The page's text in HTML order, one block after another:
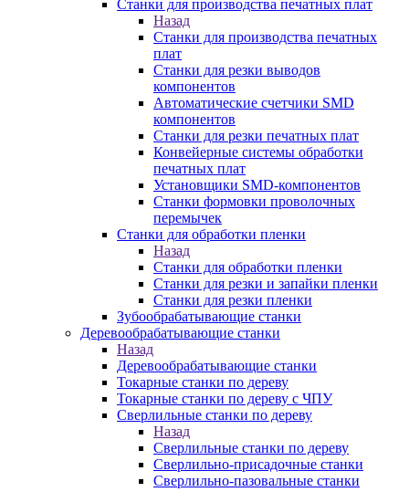
Станки для производства печатных плат
Назад
Станки для производства печатных
плат
Станки для резки выводов
компонентов
Автоматические счетчики SMD
компонентов
Станки для резки печатных плат
Конвейерные системы обработки
печатных плат
Установщики SMD-компонентов
Станки формовки проволочных
перемычек
Станки для обработки пленки
Назад
Станки для обработки пленки
Станки для резки и запайки пленки
Станки для резки пленки
Зубообрабатывающие станки
Деревообрабатывающие станки
Назад
Деревообрабатывающие станки
Токарные станки по дереву
Токарные станки по дереву с ЧПУ
Сверлильные станки по дереву
Назад
Сверлильные станки по дереву
Сверлильно-присадочные станки
Сверлильно-пазовальные станки